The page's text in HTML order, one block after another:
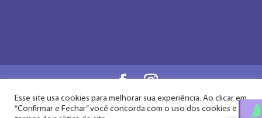
Flor de Lótus Acupuntura Veterinária® - Desde
Esse site usa cookies para melhorar sua experiência. Ao clicar em
“Confirmar e Fechar” você concorda com o uso dos cookies e